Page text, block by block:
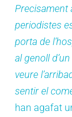
Precisament
periodistes
porta de
al genoll
veure
sentir el
han agafat